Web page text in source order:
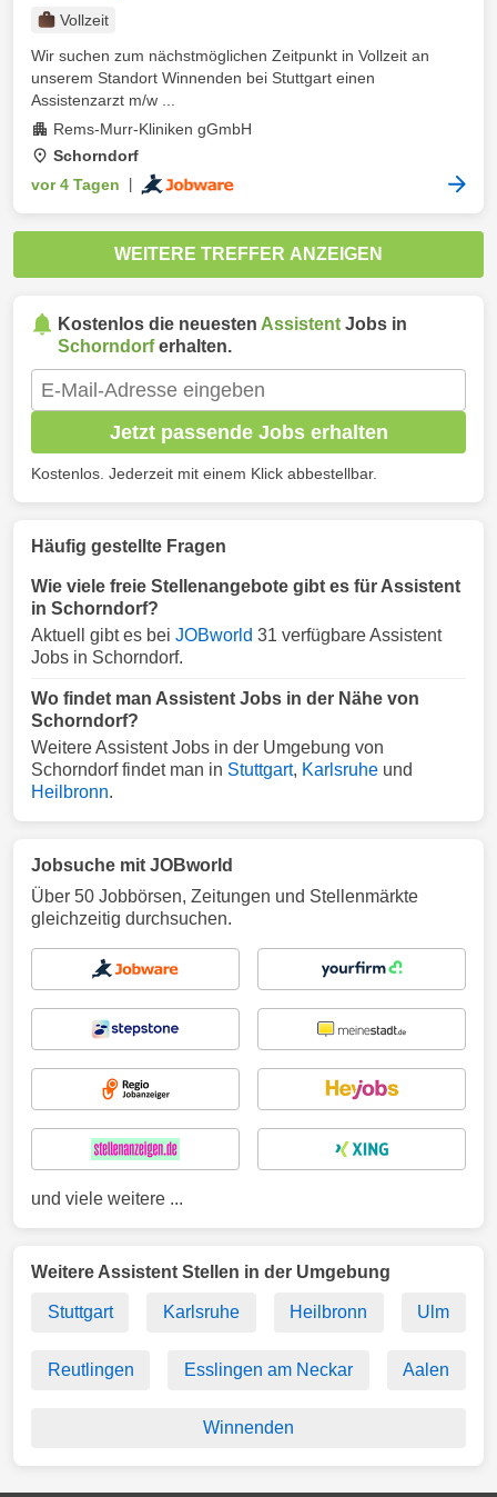
Vollzeit
Wir suchen zum nächstmöglichen Zeitpunkt in Vollzeit an
unserem Standort Winnenden bei Stuttgart einen
Assistenzarzt m/w ...
Rems-Murr-Kliniken gGmbH
Schorndorf
vor 4 Tagen
WEITERE TREFFER ANZEIGEN
Kostenlos die neuesten Assistent Jobs in
Schorndorferhalten.
Jetzt passende Jobs erhalten
Kostenlos. Jederzeit mit einem Klick abbestellbar.
Häufig gestellte Fragen
Wie viele freie Stellenangebote gibt es für Assistent
in Schorndorf?
Aktuell gibt es bei JOBworld 31 verfügbare Assistent
Jobs in Schorndorf.
Wo findet man Assistent Jobs in der Nähe von
Schorndorf?
Weitere Assistent Jobs in der Umgebung von
Schorndorf findet man in Stuttgart, Karlsruhe und
Heilbronn.
Jobsuche mit JOBworld
Über 50 Jobbörsen, Zeitungen und Stellenmärkte
gleichzeitig durchsuchen.
und viele weitere ...
Weitere Assistent Stellen in der Umgebung
Stuttgart Karlsruhe Heilbronn Ulm
Reutlingen Esslingen am Neckar Aalen
Winnenden